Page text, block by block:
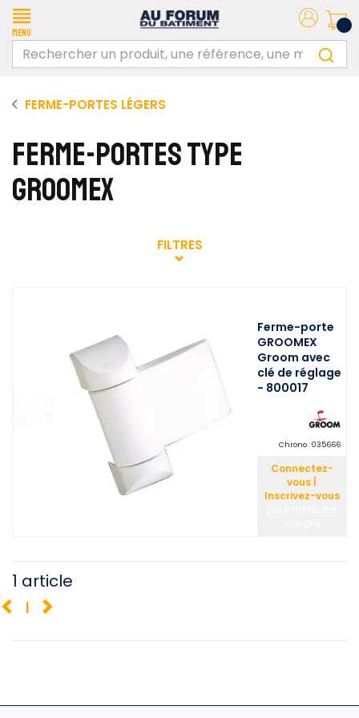
Menu
FERME-PORTES LÉGERS
FERME-PORTES TYPE
GROOMEX
FILTRES
Ferme-porte
GROOMEX
Groom avec
clé de réglage
- 800017
Chrono : 035666
Connectez-
vous |
Inscrivez-vous
1 article
1